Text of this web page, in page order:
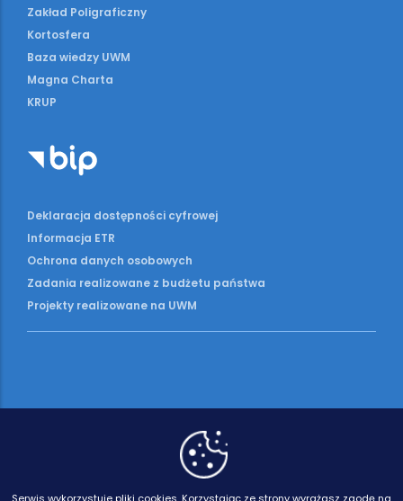
Zakład Poligraficzny
Kortosfera
Baza wiedzy UWM
Magna Charta
KRUP
Deklaracja dostępności cyfrowej
Informacja ETR
Ochrona danych osobowych
Zadania realizowane z budżetu państwa
Projekty realizowane na UWM